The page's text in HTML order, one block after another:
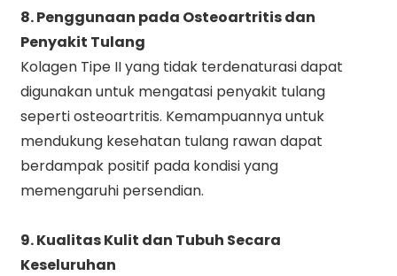
8. Penggunaan pada Osteoartritis dan
Penyakit Tulang
Kolagen Tipe II yang tidak terdenaturasi dapat
digunakan untuk mengatasi penyakit tulang
seperti osteoartritis. Kemampuannya untuk
mendukung kesehatan tulang rawan dapat
berdampak positif pada kondisi yang
memengaruhi persendian.
9. Kualitas Kulit dan Tubuh Secara
Keseluruhan